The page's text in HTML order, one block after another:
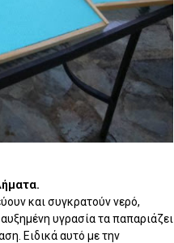
και συγκρατούν νερό,
υγρασία τα παπαριάζει
Ειδικά αυτό με την